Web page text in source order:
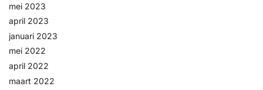
mei 2023
april 2023
januari 2023
mei 2022
april 2022
maart 2022